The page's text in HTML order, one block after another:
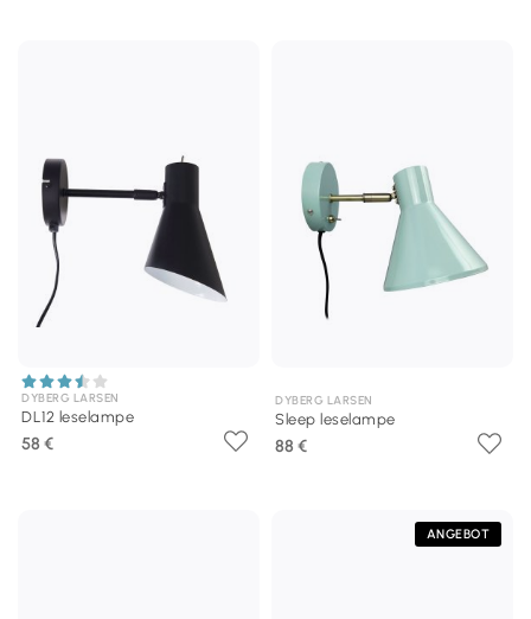
DYBERG LARSEN
DL12 leselampe
58 €
DYBERG LARSEN
Sleep leselampe
88 €
ANGEBOT